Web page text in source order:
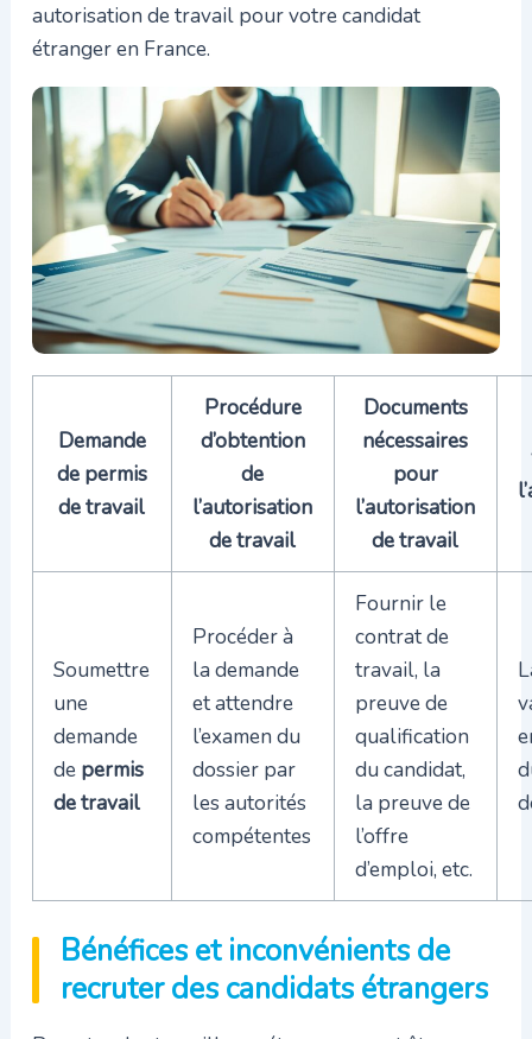
autorisation de travail pour votre candidat
étranger en France.
Demande
de permis
de travail
Procédure
d’obtention
de
l’autorisation
de travail
Documents
nécessaires
pour
l’autorisation
de travail
Soumettre
une
demande
de permis
de travail
Procéder à
la demande
et attendre
l’examen du
dossier par
les autorités
compétentes
Fournir le
contrat de
travail, la
preuve de
qualification
du candidat,
la preuve de
l’offre
d’emploi, etc.
Bénéfices et inconvénients de
recruter des candidats étrangers